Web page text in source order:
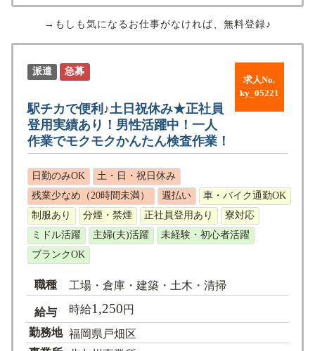
→もしも気になるお仕事がなければ、無料登録♪
求人No.
ky_05221
派遣 急募
駅チカで便利♪土日祝休み★正社員
登用実績あり！男性活躍中！一人
作業でモクモクかんたん検査作業！
日勤のみOK
土・日・祝日休み
残業少なめ（20時間未満）
週払い
車・バイク通勤OK
制服あり
分煙・禁煙 正社員登用あり
寮対応
ミドル活躍
主婦(夫)活躍
未経験・初心者活躍
ブランクOK
職種 工場・倉庫・建築・土木・清掃
給与 時給1,250円
勤務地 福岡県戸畑区